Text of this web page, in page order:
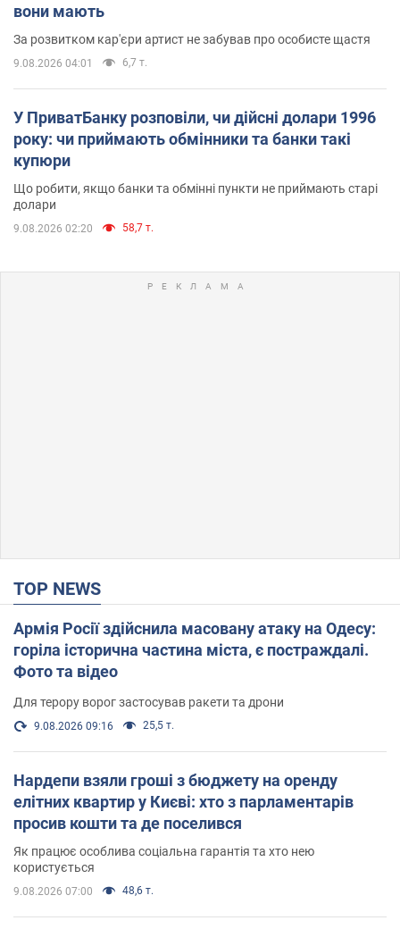
вони мають
За розвитком кар'єри артист не забував про особисте щастя
9.08.2026 04:01 6,7 т.
У ПриватБанку розповіли, чи дійсні долари 1996
року: чи приймають обмінники та банки такі
купюри
Що робити, якщо банки та обмінні пункти не приймають старі
долари
9.08.2026 02:20 58,7 т.
TOP NEWS
Армія Росії здійснила масовану атаку на Одесу:
горіла історична частина міста, є постраждалі.
Фото та відео
Для терору ворог застосував ракети та дрони
9.08.2026 09:16 25,5 т.
Нардепи взяли гроші з бюджету на оренду
елітних квартир у Києві: хто з парламентарів
просив кошти та де поселився
Як працює особлива соціальна гарантія та хто нею
користується
9.08.2026 07:00 48,6 т.